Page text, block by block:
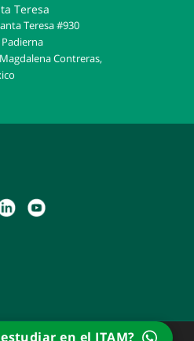
en el ITAM?
Teresa
Teresa #930
Contreras,